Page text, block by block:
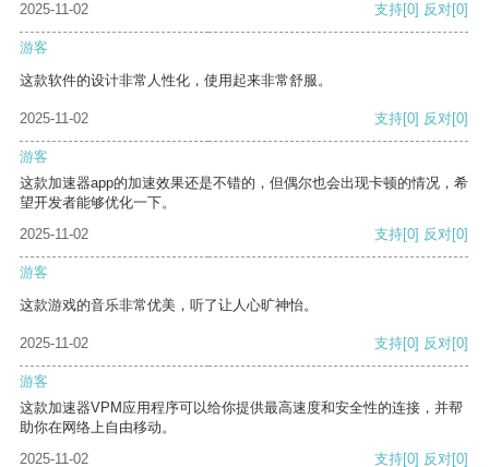
2025-11-02
支持[0] 反对[0]
游客
这款软件的设计非常人性化，使用起来非常舒服。
2025-11-02 支持[0] 反对[0]
游客
这款加速器app的加速效果还是不错的，但偶尔也会出现卡顿的情况，希
望开发者能够优化一下。
2025-11-02
支持[0] 反对[0]
游客
这款游戏的音乐非常优美，听了让人心旷神怡。
2025-11-02 支持[0] 反对[0]
游客
这款加速器VPM应用程序可以给你提供最高速度和安全性的连接，并帮
助你在网络上自由移动。
2025-11-02
支持[0] 反对[0]